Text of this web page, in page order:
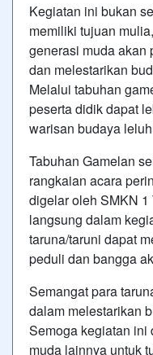
Kegiatan ini bukan
memiliki tujuan
generasi muda akan
dan melestarikan
Melalui tabuhan
peserta didik dapat
warisan budaya
Tabuhan Gamelan
rangkaian acara
digelar oleh SMKN
langsung dalam
taruna/taruni dapat
peduli dan bangga
Semangat para
dalam melestarikan
Semoga kegiatan ini
muda lainnya untuk